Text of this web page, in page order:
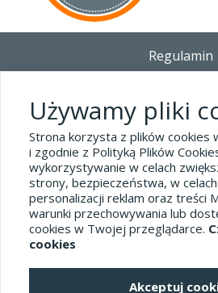
Regulamin
Polityka prywatności i
Blog
Dane
tel.32 445-74-
sklep@hard-
Używamy pliki
Strona korzysta z plików cookies
i zgodnie z Polityką Plików
wykorzystywanie w celach
strony, bezpieczeństwa, w
personalizacji reklam oraz treści
warunki przechowywania lub
cookies w Twojej przeglądarce.
cookies
Akceptuj